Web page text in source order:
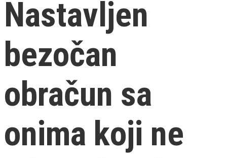
Nastavljen
bezočan
obračun sa
onima koji ne